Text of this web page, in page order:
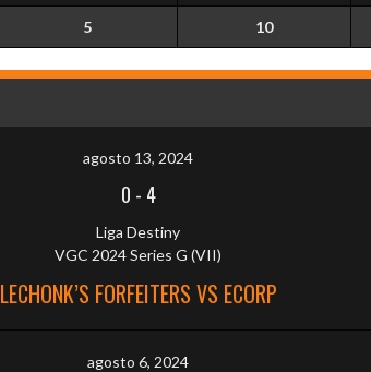
5 10
agosto 13, 2024
0 - 4
Liga Destiny
VGC 2024 Series G (VII)
LECHONK’S FORFEITERS VS ECORP
agosto 6, 2024